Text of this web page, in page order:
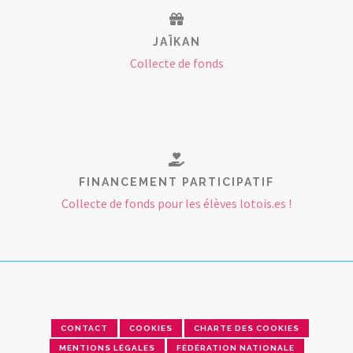
JAÏKAN
Collecte de fonds
FINANCEMENT PARTICIPATIF
Collecte de fonds pour les élèves lotois.es !
CONTACT COOKIES CHARTE DES COOKIES
MENTIONS LÉGALES FÉDÉRATION NATIONALE